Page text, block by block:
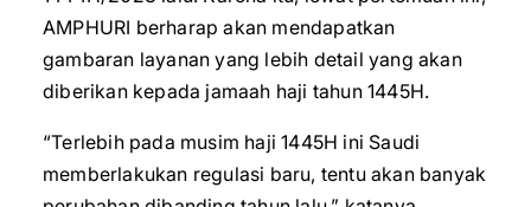
AMPHURI berharap akan mendapatkan
gambaran layanan yang lebih detail yang akan
diberikan kepada jamaah haji tahun 1445H.
“Terlebih pada musim haji 1445H ini Saudi
memberlakukan regulasi baru, tentu akan banyak